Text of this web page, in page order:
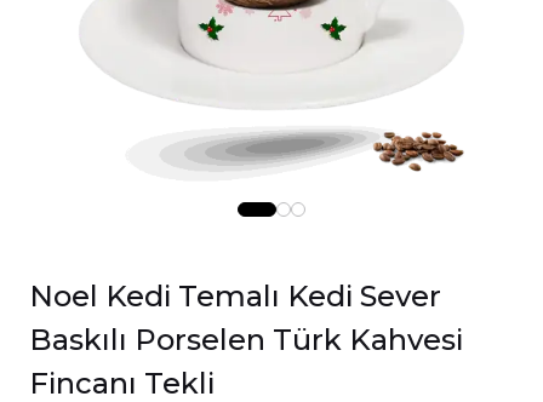
Noel Kedi Temalı Kedi Sever
Baskılı Porselen Türk Kahvesi
Fincanı Tekli